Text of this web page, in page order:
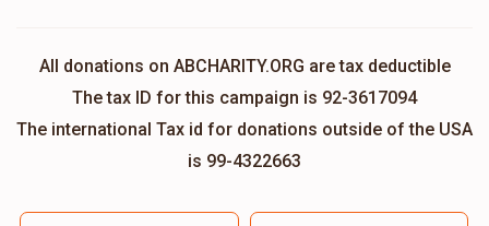
All donations on ABCHARITY.ORG are tax deductible
The tax ID for this campaign is 92-3617094
The international Tax id for donations outside of the USA
is 99-4322663